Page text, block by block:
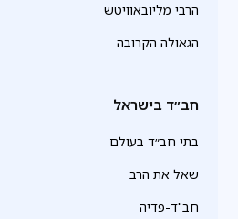
הרבי מליובאוויטש
הגאולה הקרובה
חב״ד בישראל
בתי חב״ד בעולם
שאל את הרב
חב"ד-פדיה